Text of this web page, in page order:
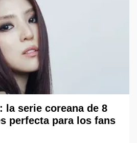
la serie coreana de 8
perfecta para los fans